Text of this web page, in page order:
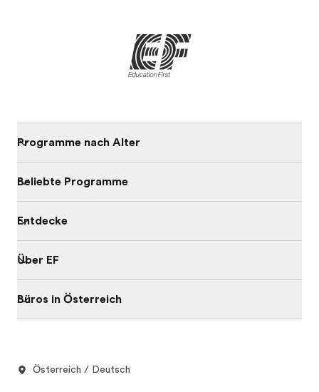
Programme nach Alter
Beliebte Programme
Entdecke
Über EF
Büros in Österreich
Österreich / Deutsch